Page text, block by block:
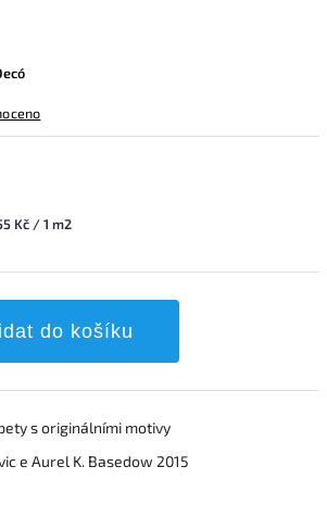
Kč / 1 m2
do košíku
s originálními motivy
e Aurel K. Basedow 2015